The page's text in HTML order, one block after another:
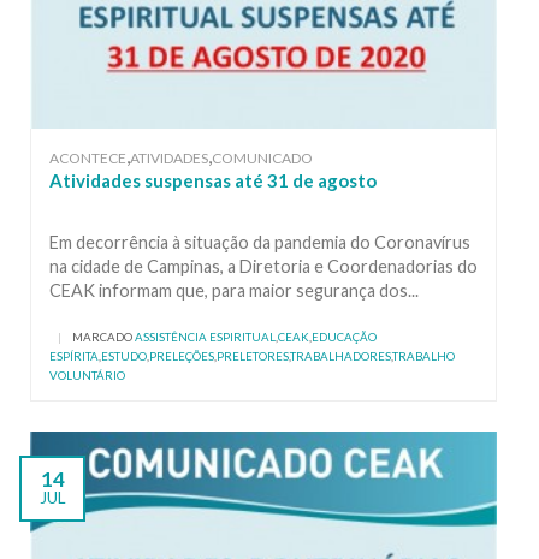
ACONTECE,ATIVIDADES,COMUNICADO
Atividades suspensas até 31 de agosto
Em decorrência à situação da pandemia do Coronavírus
na cidade de Campinas, a Diretoria e Coordenadorias do
CEAK informam que, para maior segurança dos...
| MARCADOASSISTÊNCIA ESPIRITUAL,CEAK,EDUCAÇÃO
ESPÍRITA,ESTUDO,PRELEÇÕES,PRELETORES,TRABALHADORES,TRABALHO
VOLUNTÁRIO
14
JUL